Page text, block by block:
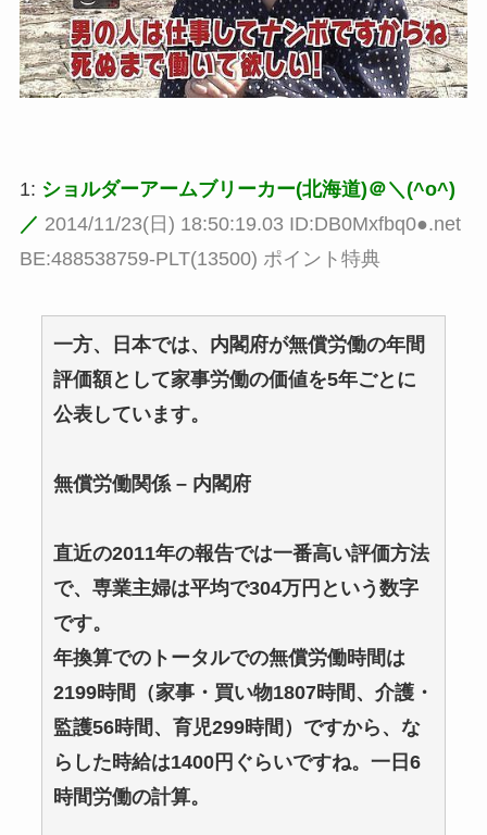
1: ショルダーアームブリーカー(北海道)＠＼(^o^)
／ 2014/11/23(日) 18:50:19.03 ID:DB0Mxfbq0●.net
BE:488538759-PLT(13500) ポイント特典
一方、日本では、内閣府が無償労働の年間
評価額として家事労働の価値を5年ごとに
公表しています。
無償労働関係 – 内閣府
直近の2011年の報告では一番高い評価方法
で、専業主婦は平均で304万円という数字
です。
年換算でのトータルでの無償労働時間は
2199時間（家事・買い物1807時間、介護・
監護56時間、育児299時間）ですから、な
らした時給は1400円ぐらいですね。一日6
時間労働の計算。